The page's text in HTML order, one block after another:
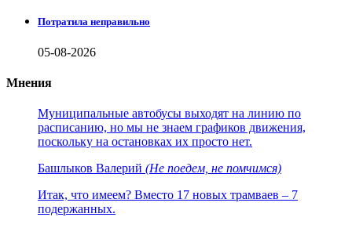
Потратила неправильно
05-08-2026
Мнения
Муниципальные автобусы выходят на линию по
расписанию, но мы не знаем графиков движения,
поскольку на остановках их просто нет.
Башлыков Валерий (Не поедем, не помчимся)
Итак, что имеем? Вместо 17 новых трамваев – 7
подержанных.